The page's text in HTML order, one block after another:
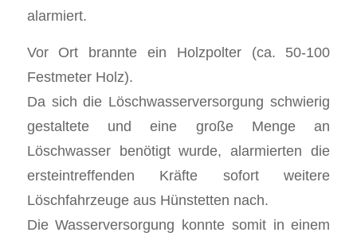
alarmiert.
Vor Ort brannte ein Holzpolter (ca. 50-100
Festmeter Holz).
Da sich die Löschwasserversorgung schwierig
gestaltete und eine große Menge an
Löschwasser benötigt wurde, alarmierten die
ersteintreffenden Kräfte sofort weitere
Löschfahrzeuge aus Hünstetten nach.
Die Wasserversorgung konnte somit in einem